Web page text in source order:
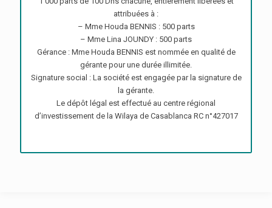
attribuées à :
– Mme Houda BENNIS : 500 parts
– Mme Lina JOUNDY : 500 parts
Gérance : Mme Houda BENNIS est nommée en qualité de
gérante pour une durée illimitée.
Signature social : La société est engagée par la signature de
la gérante.
Le dépôt légal est effectué au centre régional
d’investissement de la Wilaya de Casablanca RC n°427017